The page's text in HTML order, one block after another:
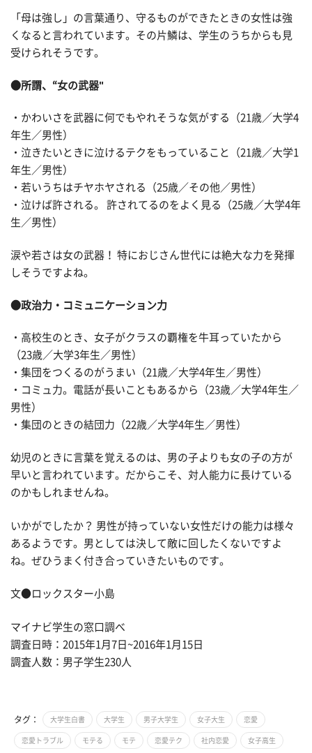
「母は強し」の言葉通り、守るものができたときの女性は強
くなると言われています。その片鱗は、学生のうちからも見
受けられそうです。
●所謂、“女の武器"
・かわいさを武器に何でもやれそうな気がする（21歳／大学4
年生／男性）
・泣きたいときに泣けるテクをもっていること（21歳／大学1
年生／男性）
・若いうちはチヤホヤされる（25歳／その他／男性）
・泣けば許される。 許されてるのをよく見る（25歳／大学4年
生／男性）
涙や若さは女の武器！ 特におじさん世代には絶大な力を発揮
しそうですよね。
●政治力・コミュニケーション力
・高校生のとき、女子がクラスの覇権を牛耳っていたから
（23歳／大学3年生／男性）
・集団をつくるのがうまい（21歳／大学4年生／男性）
・コミュ力。電話が長いこともあるから（23歳／大学4年生／
男性）
・集団のときの結団力（22歳／大学4年生／男性）
幼児のときに言葉を覚えるのは、男の子よりも女の子の方が
早いと言われています。だからこそ、対人能力に長けている
のかもしれませんね。
いかがでしたか？ 男性が持っていない女性だけの能力は様々
あるようです。男としては決して敵に回したくないですよ
ね。ぜひうまく付き合っていきたいものです。
文●ロックスター小島
マイナビ学生の窓口調べ
調査日時：2015年1月7日~2016年1月15日
調査人数：男子学生230人
タグ： 大学生白書 大学生 男子大学生 女子大生 恋愛
恋愛トラブル モテる モテ 恋愛テク 社内恋愛 女子高生